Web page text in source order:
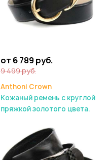
от 6 789 руб.
9 499 руб.
Anthoni Crown
Кожаный ремень с круглой
пряжкой золотого цвета.